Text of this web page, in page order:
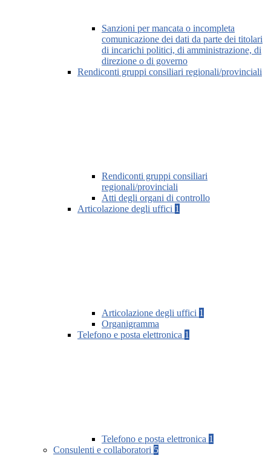
Sanzioni per mancata o incompleta
comunicazione dei dati da parte dei titolari
di incarichi politici, di amministrazione, di
direzione o di governo
Rendiconti gruppi consiliari regionali/provinciali
Rendiconti gruppi consiliari
regionali/provinciali
Atti degli organi di controllo
Articolazione degli uffici 1
Articolazione degli uffici 1
Organigramma
Telefono e posta elettronica 1
Telefono e posta elettronica 1
Consulenti e collaboratori 5